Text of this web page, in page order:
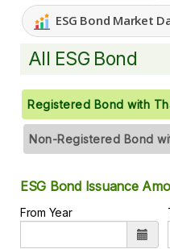
ESG Bond Market
All ESG Bond
Registered Bond with
Non-Registered Bond
ESG Bond Issuance
From Year